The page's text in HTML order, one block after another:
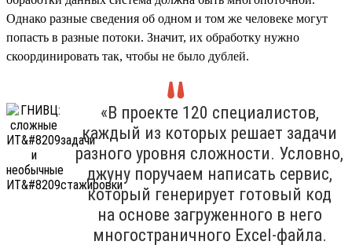
Однако разные сведения об одном и том же человеке могут
попасть в разные потоки. Значит, их обработку нужно
скоординировать так, чтобы не было дублей.
«В проекте 120 специалистов,
каждый из которых решает задачи
разного уровня сложности. Условно,
джуну поручаем написать сервис,
который генерирует готовый код
на основе загруженного в него
многостраничного Excel-файла.